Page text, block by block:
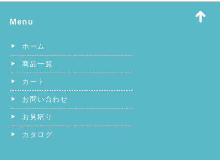
Menu
ホーム
商品一覧
カート
お問い合わせ
お見積り
カタログ